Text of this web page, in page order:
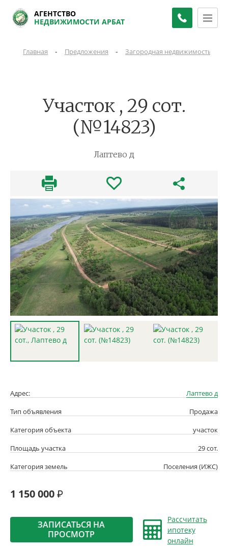
АГЕНТСТВО
НЕДВИЖИМОСТИ АРБАТ
Главная - Предложения - Загородная недвижимость
Участок , 29 сот.
(№14823)
Лаптево д
Адрес:
Лаптево д
Тип объявления
Продажа
Категория объекта
участок
Площадь участка
29 сот.
Категория земель
Поселения (ИЖС)
1 150 000
ЗАПИСАТЬСЯ НА
ПРОСМОТР
Рассчитать
ипотеку
онлайн